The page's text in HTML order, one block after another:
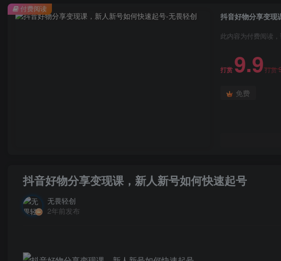
抖音好物分享变现
此内容为付费阅读
打赏 9.9打赏
免费
付费阅读
抖音好物分享变现课，新人新号如何快速起号
无畏轻创
2年前发布